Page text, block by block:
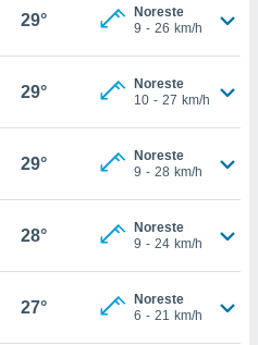
29°
Noreste
9 - 26 km/h
29°
Noreste
10 - 27 km/h
29°
Noreste
9 - 28 km/h
28°
Noreste
9 - 24 km/h
27°
Noreste
6 - 21 km/h